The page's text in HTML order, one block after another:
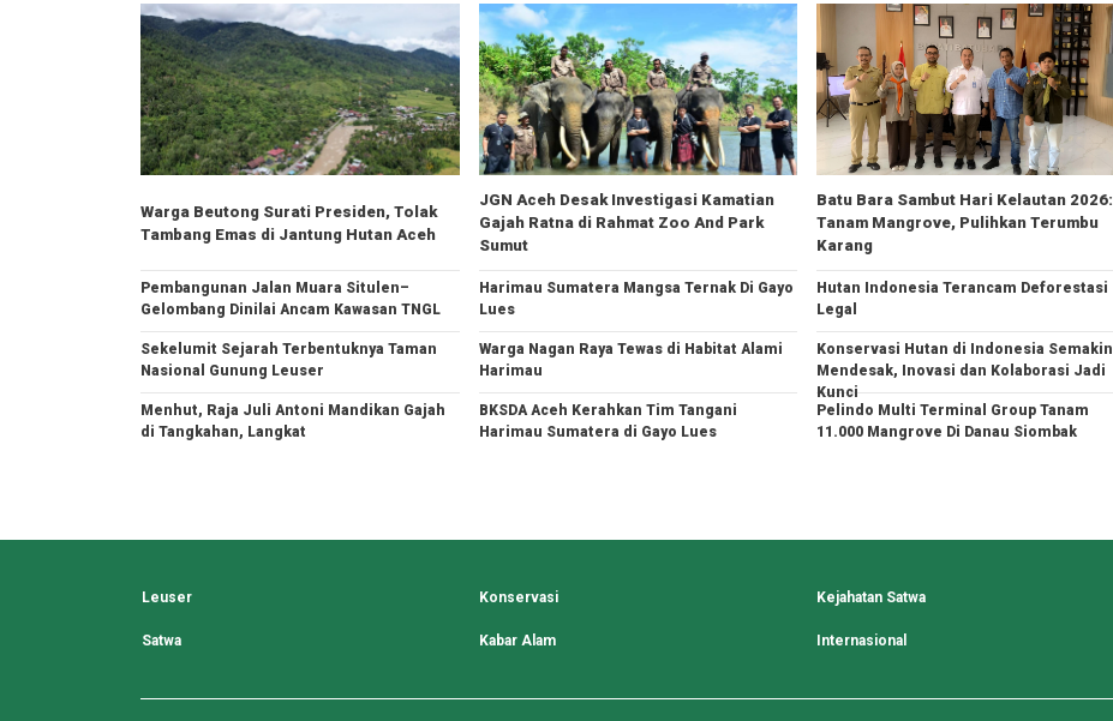
Warga Beutong Surati Presiden, Tolak
Tambang Emas di Jantung Hutan Aceh
Pembangunan Jalan Muara Situlen–
Gelombang Dinilai Ancam Kawasan TNGL
Sekelumit Sejarah Terbentuknya Taman
Nasional Gunung Leuser
Menhut, Raja Juli Antoni Mandikan Gajah
di Tangkahan, Langkat
JGN Aceh Desak Investigasi Kamatian
Gajah Ratna di Rahmat Zoo And Park
Sumut
Harimau Sumatera Mangsa Ternak Di Gayo
Lues
Warga Nagan Raya Tewas di Habitat Alami
Harimau
BKSDA Aceh Kerahkan Tim Tangani
Harimau Sumatera di Gayo Lues
Batu Bara Sambut Hari Kelautan 2026:
Tanam Mangrove, Pulihkan Terumbu
Karang
Hutan Indonesia Terancam Deforestasi
Legal
Konservasi Hutan di Indonesia Semakin
Mendesak, Inovasi dan Kolaborasi Jadi
Kunci
Pelindo Multi Terminal Group Tanam
11.000 Mangrove Di Danau Siombak
Leuser
Satwa
Konservasi
Kabar Alam
Kejahatan Satwa
Internasional